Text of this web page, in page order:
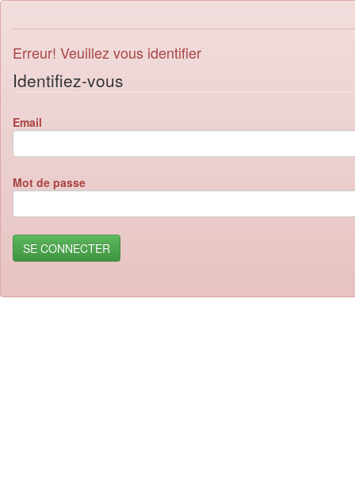
Erreur! Veuillez vous identifier
Identifiez-vous
Email
Mot de passe
SE CONNECTER